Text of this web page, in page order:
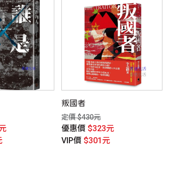
叛國者
定價 $430元
優惠價 $323元
VIP價 $301元